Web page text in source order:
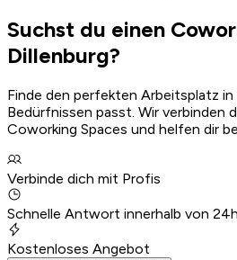
Suchst du einen
Dillenburg?
Finde den perfekten Arbeitsplatz in
Bedürfnissen passt. Wir verbinden
Coworking Spaces und helfen dir
Verbinde dich mit Profis
Schnelle Antwort innerhalb von 24h
Kostenloses Angebot